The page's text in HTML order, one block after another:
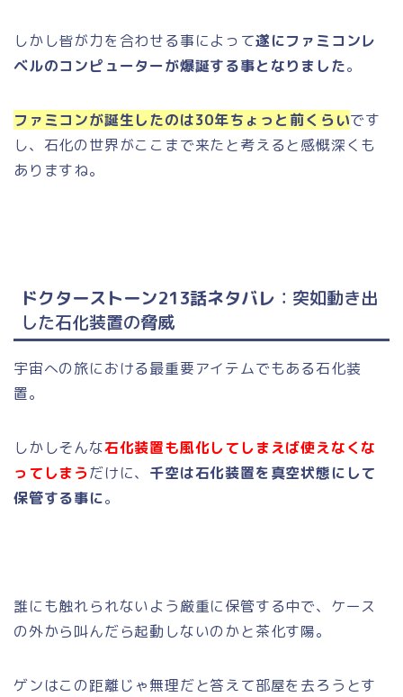
しかし皆が力を合わせる事によって遂にファミコンレ
ベルのコンピューターが爆誕する事となりました。
ファミコンが誕生したのは30年ちょっと前くらいです
し、石化の世界がここまで来たと考えると感慨深くも
ありますね。
ドクターストーン213話ネタバレ ：突如動き出
した石化装置の脅威
宇宙への旅における最重要アイテムでもある石化装
置。
しかしそんな石化装置も風化してしまえば使えなくな
ってしまうだけに、 千空は石化装置を真空状態にして
保管する事に。
誰にも触れられないよう厳重に保管する中で、ケース
の外から叫んだら起動しないのかと茶化す陽。
ゲンはこの距離じゃ無理だと答えて部屋を去ろうとす